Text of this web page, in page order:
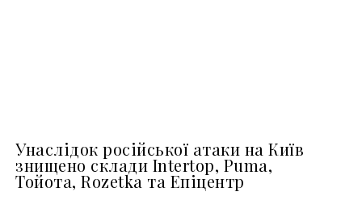
Унаслідок російської атаки на Київ
знищено склади Intertop, Puma,
Тойота, Rozetka та Епіцентр